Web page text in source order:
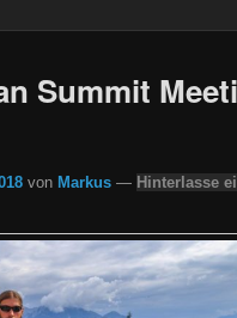
Summit
von Markus — Hinterlasse